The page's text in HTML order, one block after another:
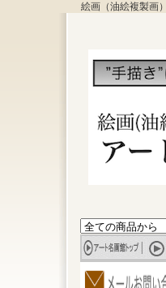
絵画（油絵複製画